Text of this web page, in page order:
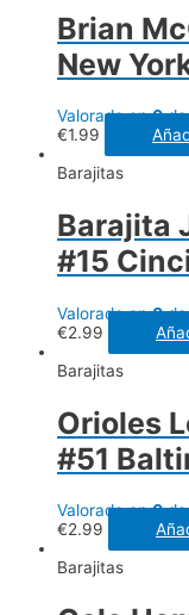
Brian
New
Valorado en0de
€1.99
Barajitas
Barajita
#15
Valorado en0de
€2.99
Barajitas
Orioles
#51
Valorado en0de
€2.99
Barajitas